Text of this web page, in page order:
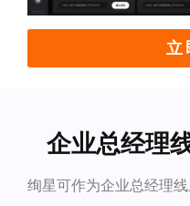
立
企业总经理
绚星可作为企业总经理